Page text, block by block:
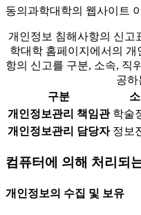
동의과학대학의 웹사이트
개인정보 침해사항의 신고
학대학 홈페이지에서의
항의 신고를 구분, 소속, 직
공하
구분
개인정보관리 책임관 학술
개인정보관리 담당자 정보
컴퓨터에 의해 처리되
개인정보의 수집 및 보유